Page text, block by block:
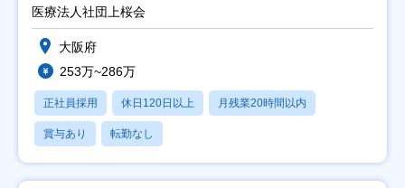
医療法人社団上桜会
大阪府
253万~286万
正社員採用 休日120日以上 月残業20時間以内
賞与あり 転勤なし